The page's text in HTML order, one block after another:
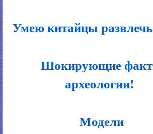
Умею китайцы
Шокирующие
археологии!
Модели